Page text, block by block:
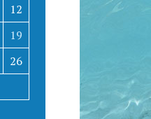
12
19
26